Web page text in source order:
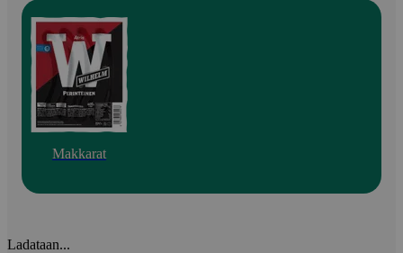
Makkarat
Ladataan...